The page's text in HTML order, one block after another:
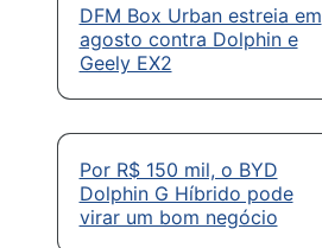
DFM Box Urban estreia em
agosto contra Dolphin e
Geely EX2
Por R$ 150 mil, o BYD
Dolphin G Híbrido pode
virar um bom negócio